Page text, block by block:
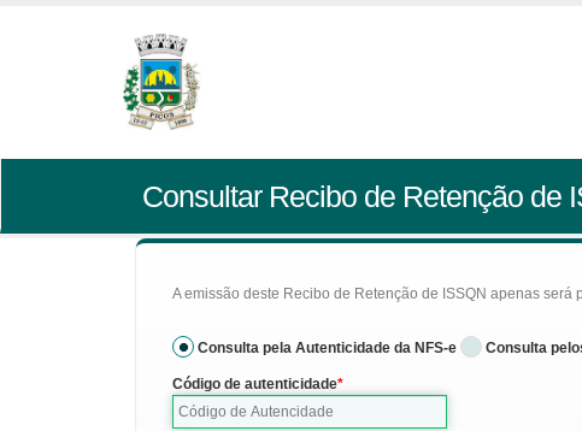
Consultar Recibo de Retenção de
A emissão deste Recibo de Retenção de ISSQN apenas
Consulta pela Autenticidade da NFS-e Consulta
Código de autenticidade